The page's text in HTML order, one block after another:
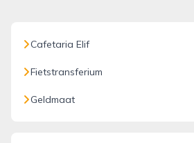
Cafetaria Elif
Fietstransferium
Geldmaat